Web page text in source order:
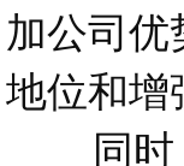
加公司优
地位和增
同时，